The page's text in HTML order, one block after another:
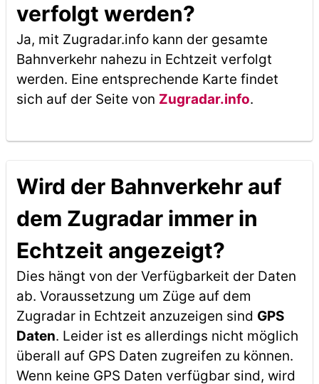
verfolgt werden?
Ja, mit Zugradar.info kann der gesamte
Bahnverkehr nahezu in Echtzeit verfolgt
werden. Eine entsprechende Karte findet
sich auf der Seite von Zugradar.info.
Wird der Bahnverkehr auf
dem Zugradar immer in
Echtzeit angezeigt?
Dies hängt von der Verfügbarkeit der Daten
ab. Voraussetzung um Züge auf dem
Zugradar in Echtzeit anzuzeigen sind GPS
Daten. Leider ist es allerdings nicht möglich
überall auf GPS Daten zugreifen zu können.
Wenn keine GPS Daten verfügbar sind, wird